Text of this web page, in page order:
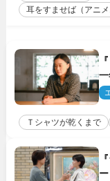
耳をすませば（アニメ...
し
Ｔシャツが乾くまで